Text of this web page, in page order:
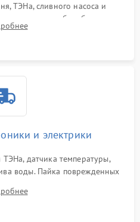
ТЭНа, сливного насоса и
подшипников барабана и
люка на разрывы.
и электрики
датчика температуры,
воды. Пайка поврежденных
проводки и контактов.